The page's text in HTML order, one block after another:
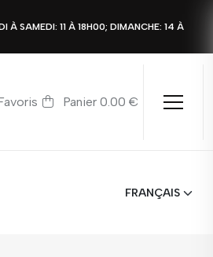
À SAMEDI: 11 À 18H00; DIMANCHE: 14 À
Panier 0.00 €